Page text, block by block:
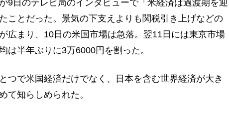
9日のテレビ局のインタビューで「米経済は過渡期を迎
ことだった。景気の下支えよりも関税引き上げなどの
広まり、10日の米国市場は急落。翌11日には東京市場
は半年ぶりに3万6000円を割った。
つで米国経済だけでなく、日本を含む世界経済が大き
て知らしめられた。